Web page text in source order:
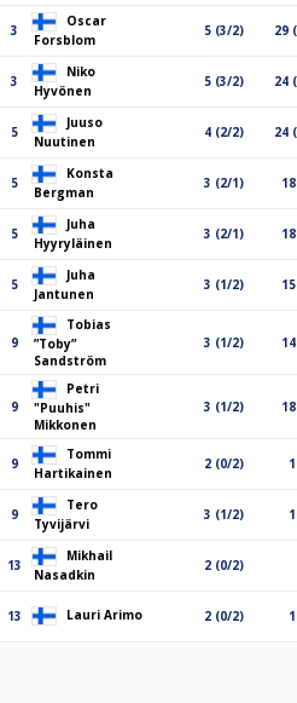
3
Oscar
Forsblom
5 (3/2) 29
3
Niko
Hyvönen
5 (3/2) 24
5
Juuso
Nuutinen
4 (2/2) 24
5
Konsta
Bergman
3 (2/1)
5
Juha
Hyyryläinen
3 (2/1)
5
Juha
Jantunen
3 (1/2)
9
Tobias
”Toby”
Sandström
3 (1/2)
9
Petri
"Puuhis"
Mikkonen
3 (1/2)
9
Tommi
Hartikainen
2 (0/2)
9
Tero
Tyvijärvi
3 (1/2)
13
Mikhail
Nasadkin
2 (0/2)
13 Lauri Arimo 2 (0/2)